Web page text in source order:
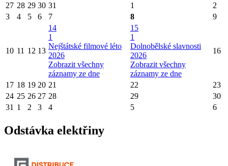
27 28 29 30 31 1
2
3
4 5 6 7 8 9
10 11 12 13
14
1
Nejštátské filmové léto
2026
Zobrazit všechny
záznamy ze dne
15
1
Dolnobělské slavnosti
2026
Zobrazit všechny
záznamy ze dne
16
17 18 19 20 21 22
23
24 25 26 27 28 29
30
31 1 2 3 4 5 6
Odstávka elektřiny